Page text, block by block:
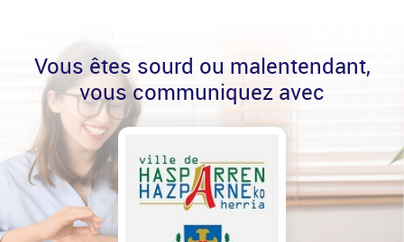
Vous êtes sourd ou malentendant,
vous communiquez avec